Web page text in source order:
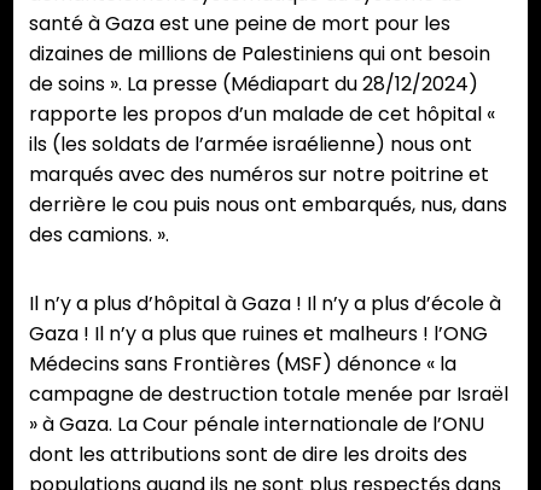
santé à Gaza est une peine de mort pour les
dizaines de millions de Palestiniens qui ont besoin
de soins ». La presse (Médiapart du 28/12/2024)
rapporte les propos d’un malade de cet hôpital «
ils (les soldats de l’armée israélienne) nous ont
marqués avec des numéros sur notre poitrine et
derrière le cou puis nous ont embarqués, nus, dans
des camions. ».
Il n’y a plus d’hôpital à Gaza ! Il n’y a plus d’école à
Gaza ! Il n’y a plus que ruines et malheurs ! l’ONG
Médecins sans Frontières (MSF) dénonce « la
campagne de destruction totale menée par Israël
» à Gaza. La Cour pénale internationale de l’ONU
dont les attributions sont de dire les droits des